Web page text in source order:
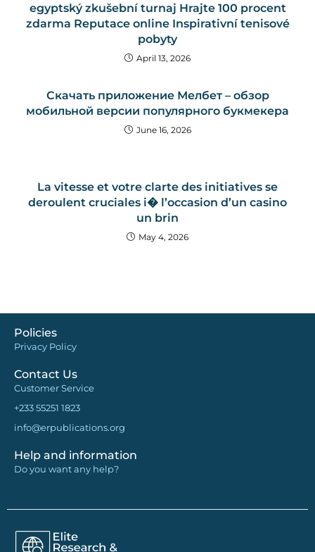
egyptský zkušební turnaj Hrajte 100 procent
zdarma Reputace online Inspirativní tenisové
pobyty
April 13, 2026
Скачать приложение Мелбет – обзор
мобильной версии популярного букмекера
June 16, 2026
La vitesse et votre clarte des initiatives se
deroulent cruciales i� l’occasion d’un casino
un brin
May 4, 2026
Policies
Privacy Policy
Contact Us
Customer Service
+233 55251 1823
info@erpublications.org
Help and information
Do you want any help?